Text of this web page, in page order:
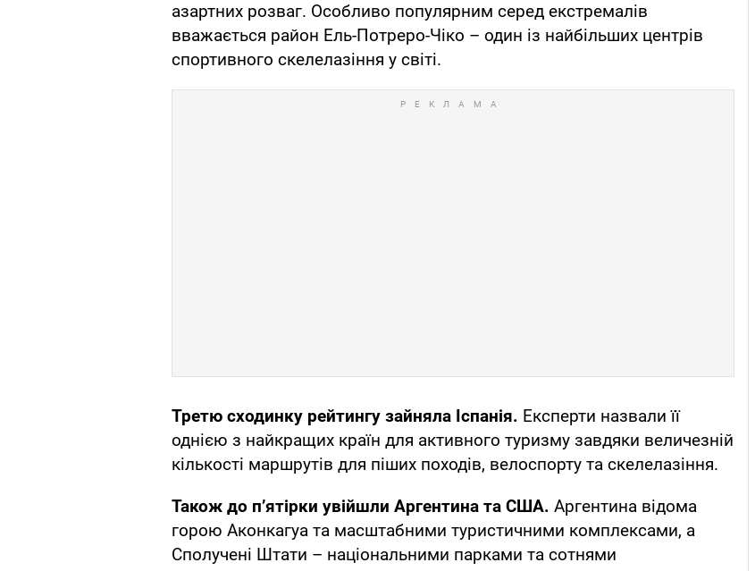
азартних розваг. Особливо популярним серед екстремалів
вважається район Ель-Потреро-Чіко – один із найбільших центрів
спортивного скелелазіння у світі.
Третю сходинку рейтингу зайняла Іспанія. Експерти назвали її
однією з найкращих країн для активного туризму завдяки величезній
кількості маршрутів для піших походів, велоспорту та скелелазіння.
Також до п’ятірки увійшли Аргентина та США. Аргентина відома
горою Аконкагуа та масштабними туристичними комплексами, а
Сполучені Штати – національними парками та сотнями